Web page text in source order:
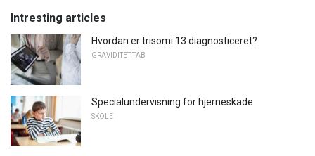
Intresting articles
Hvordan er trisomi 13 diagnosticeret?
GRAVIDITET TAB
Specialundervisning for hjerneskade
SKOLE